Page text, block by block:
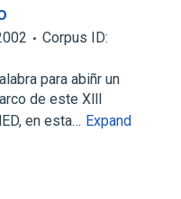
Corpus ID:
para abiñr un
de este Xlll
en esta… Expand